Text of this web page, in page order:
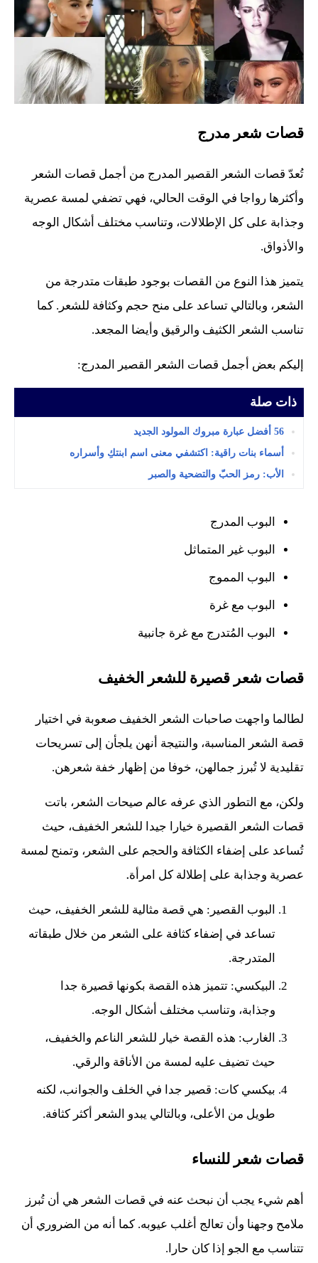
قصات شعر مدرج
تُعدّ قصات الشعر القصير المدرج من أجمل قصات الشعر
وأكثرها رواجا في الوقت الحالي، فهي تضفي لمسة عصرية
وجذابة على كل الإطلالات، وتناسب مختلف أشكال الوجه
والأذواق.
يتميز هذا النوع من القصات بوجود طبقات متدرجة من
الشعر، وبالتالي تساعد على منح حجم وكثافة للشعر. كما
تناسب الشعر الكثيف والرقيق وأيضا المجعد.
إليكم بعض أجمل قصات الشعر القصير المدرج:
ذات صلة
56 أفضل عبارة مبروك المولود الجديد
أسماء بنات راقية: اكتشفي معنى اسم ابنتكِ وأسراره
الأب: رمز الحبّ والتضحية والصبر
البوب المدرج
البوب غير المتماثل
البوب المموج
البوب مع غرة
البوب المُتدرج مع غرة جانبية
قصات شعر قصيرة للشعر الخفيف
لطالما واجهت صاحبات الشعر الخفيف صعوبة في اختيار
قصة الشعر المناسبة، والنتيجة أنهن يلجأن إلى تسريحات
تقليدية لا تُبرز جمالهن، خوفا من إظهار خفة شعرهن.
ولكن، مع التطور الذي عرفه عالم صيحات الشعر، باتت
قصات الشعر القصيرة خيارا جيدا للشعر الخفيف، حيث
تُساعد على إضفاء الكثافة والحجم على الشعر، وتمنح لمسة
عصرية وجذابة على إطلالة كل امرأة.
البوب القصير: هي قصة مثالية للشعر الخفيف، حيث
تساعد في إضفاء كثافة على الشعر من خلال طبقاته
المتدرجة.
البيكسي: تتميز هذه القصة بكونها قصيرة جدا
وجذابة، وتناسب مختلف أشكال الوجه.
الغارب: هذه القصة خيار للشعر الناعم والخفيف،
حيث تضيف عليه لمسة من الأناقة والرقي.
بيكسي كات: قصير جدا في الخلف والجوانب، لكنه
طويل من الأعلى، وبالتالي يبدو الشعر أكثر كثافة.
قصات شعر للنساء
أهم شيء يجب أن نبحث عنه في قصات الشعر هي أن تُبرز
ملامح وجهنا وأن تعالج أغلب عيوبه. كما أنه من الضروري أن
تتناسب مع الجو إذا كان حارا.